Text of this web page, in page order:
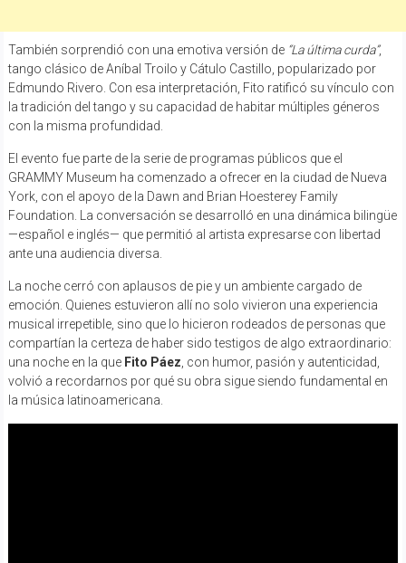
También sorprendió con una emotiva versión de “La última curda”,
tango clásico de Aníbal Troilo y Cátulo Castillo, popularizado por
Edmundo Rivero. Con esa interpretación, Fito ratificó su vínculo con
la tradición del tango y su capacidad de habitar múltiples géneros
con la misma profundidad.
El evento fue parte de la serie de programas públicos que el
GRAMMY Museum ha comenzado a ofrecer en la ciudad de Nueva
York, con el apoyo de la Dawn and Brian Hoesterey Family
Foundation. La conversación se desarrolló en una dinámica bilingüe
—español e inglés— que permitió al artista expresarse con libertad
ante una audiencia diversa.
La noche cerró con aplausos de pie y un ambiente cargado de
emoción. Quienes estuvieron allí no solo vivieron una experiencia
musical irrepetible, sino que lo hicieron rodeados de personas que
compartían la certeza de haber sido testigos de algo extraordinario:
una noche en la que Fito Páez , con humor, pasión y autenticidad,
volvió a recordarnos por qué su obra sigue siendo fundamental en
la música latinoamericana.